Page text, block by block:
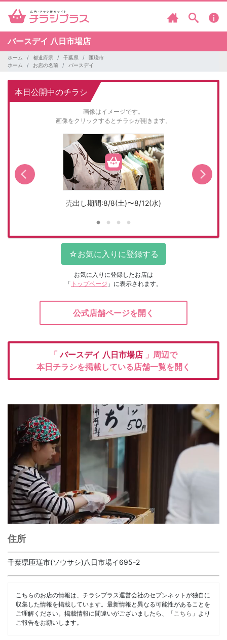
バースデイ 八日市場店
ホーム 都道府県 千葉県
匝瑳市
ホーム
お店の名前 バースデイ
本日公開中のチラシ
画像はイメージです。
画像をクリックするとチラシが開きます。
売出し期間:8/8(土)〜8/12(水)
お気に入りに登録したお店は
「 トップページ 」に表示されます。
公式店舗ページを開く
「 バースデイ 八日市場店 」周辺で
本日チラシを掲載している店舗一覧を開く
住所
千葉県匝瑳市(ソウサシ)八日市場イ695-2
こちらのお店の情報は、チラシプラス運営会社のセブンネットが独自に
収集した情報を掲載しています。最新情報と異なる可能性があることを
ご理解ください。掲載情報に間違いがございましたら、「 こちら 」より
ご報告をお願いします。